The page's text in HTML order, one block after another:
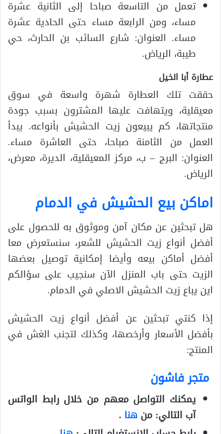
تعمل من التاسعة صباحا إلى الثانية عشرة
مساء، ومن الرابعة مساء حتى الحادية عشرة
مساء. العنوان: شارع السائب بن الحارث، حي
طيبة، الرياض.
عطارة أبا الخيل
حققت تلك العطارة شهرة واسعة في سوق
معيقلية، ويتهافت عليها المشترون بسبب جودة
منتجاتها، كم يبيعون زيت الحشيش بأنواعه. يبدأ
العمل من الثامنة صباحا، حتى العاشرة مساء.
العنوان: البرج – ب، مركز المعيقلية، الديرة، معرض،
الرياض.
اماكن بيع الحشيش في الدمام
هل تبحثين عن مكان آمن وموثوق به للحصول على
أفضل أنواع زيت الحشيش للشعر، سنستعرض معا
أفضل أماكن بيعه وأيضا إمكانية توصيل بعضها
الزيت حتى باب المنزل الآن سنجيب على سؤالكم
اين يباع زيت الحشيش الاصلي في الدمام.
إذا كنتي تبحثين عن أفضل أنواع زيت الحشيش
بأفضل الأسعار وأرخصها، وكذلك لتجنب الغش في
المنتج:
متجر فاشون
يمكنك التواصل معهم من خلال رابط الواتس
آب التالي: من هنا .